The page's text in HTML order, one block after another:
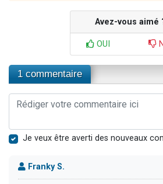
Avez-vous aimé
OUI
1 commentaire
Je veux être averti des nouveaux
Franky S.